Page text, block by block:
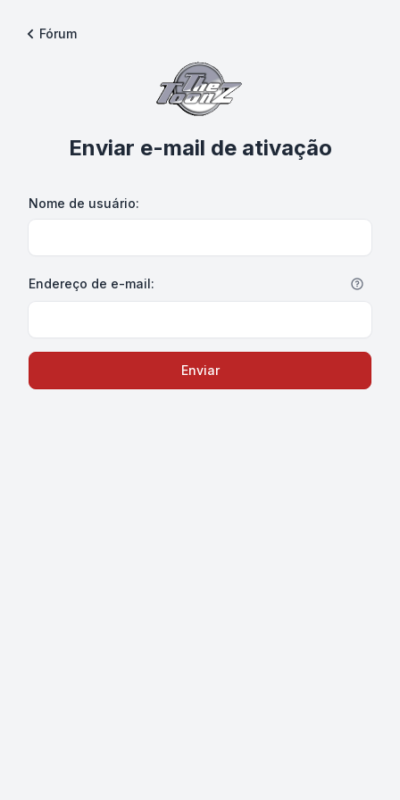
Fórum
Enviar e-mail de ativação
Nome de usuário:
Endereço de e-mail:
Enviar